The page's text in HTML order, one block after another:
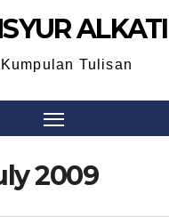
Kumpulan Tulisan
2009